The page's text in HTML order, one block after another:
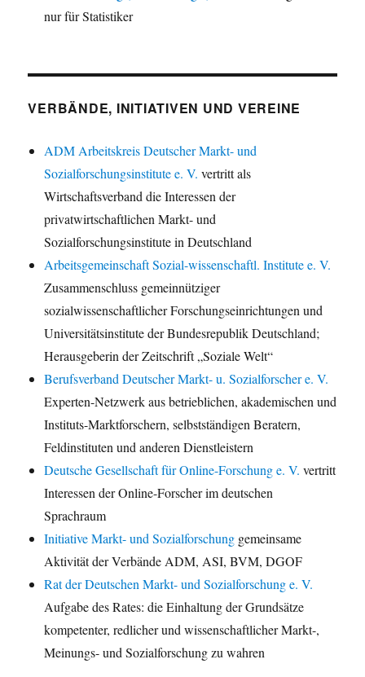
nur für Statistiker
VERBÄNDE, INITIATIVEN UND VEREINE
ADM Arbeitskreis Deutscher Markt- und
Sozialforschungsinstitute e. V. vertritt als
Wirtschaftsverband die Interessen der
privatwirtschaftlichen Markt- und
Sozialforschungsinstitute in Deutschland
Arbeitsgemeinschaft Sozial-wissenschaftl. Institute e. V.
Zusammenschluss gemeinnütziger
sozialwissenschaftlicher Forschungseinrichtungen und
Universitätsinstitute der Bundesrepublik Deutschland;
Herausgeberin der Zeitschrift „Soziale Welt“
Berufsverband Deutscher Markt- u. Sozialforscher e. V.
Experten-Netzwerk aus betrieblichen, akademischen und
Instituts-Marktforschern, selbstständigen Beratern,
Feldinstituten und anderen Dienstleistern
Deutsche Gesellschaft für Online-Forschung e. V. vertritt
Interessen der Online-Forscher im deutschen
Sprachraum
Initiative Markt- und Sozialforschung gemeinsame
Aktivität der Verbände ADM, ASI, BVM, DGOF
Rat der Deutschen Markt- und Sozialforschung e. V.
Aufgabe des Rates: die Einhaltung der Grundsätze
kompetenter, redlicher und wissenschaftlicher Markt-,
Meinungs- und Sozialforschung zu wahren